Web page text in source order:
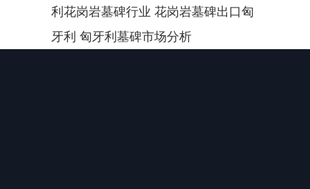
利花岗岩墓碑行业 花岗岩墓碑出口匈
牙利 匈牙利墓碑市场分析